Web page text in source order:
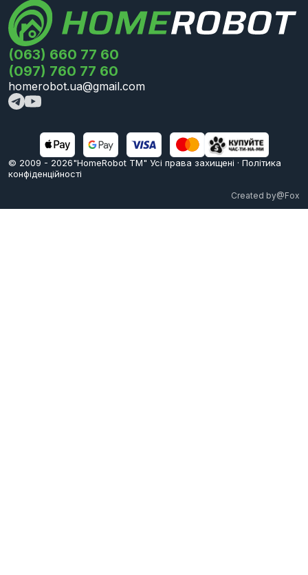
(063) 660 77 60
(097) 760 77 60
homerobot.ua@gmail.com
© 2009 - 2026"HomeRobot ТМ" Усi права захищені · Політика
конфіденційності
Created by@Fox